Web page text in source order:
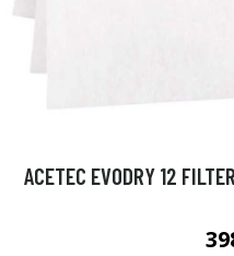
ACETEC EVODRY 12